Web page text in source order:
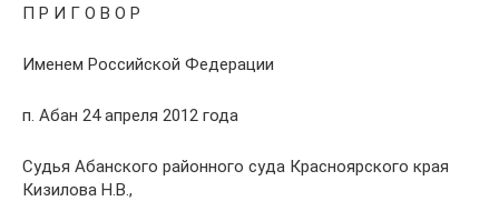
П Р И Г О В О Р
Именем Российской Федерации
п. Абан 24 апреля 2012 года
Судья Абанского районного суда Красноярского края
Кизилова Н.В.,